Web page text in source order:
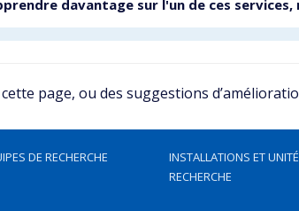
davantage sur l'un de ces
page, ou des suggestions
DE RECHERCHE
INSTALLATIONS ET
RECHERCHE